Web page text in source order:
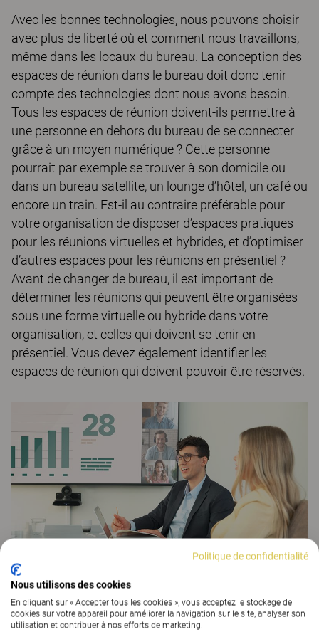
Avec les bonnes technologies, nous pouvons choisir
avec plus de liberté où et comment nous travaillons,
même dans les locaux du bureau. La conception des
espaces de réunion dans le bureau doit donc tenir
compte des technologies dont nous avons besoin.
Tous les espaces de réunion doivent-ils permettre à
une personne en dehors du bureau de se connecter
grâce à un moyen numérique ? Cette personne
pourrait par exemple se trouver à son domicile ou
dans un bureau satellite, un lounge d’hôtel, un café ou
encore un train. Est-il au contraire préférable pour
votre organisation de disposer d’espaces pratiques
pour les réunions virtuelles et hybrides, et d’optimiser
d’autres espaces pour les réunions en présentiel ?
Avant de changer de bureau, il est important de
déterminer les réunions qui peuvent être organisées
sous une forme virtuelle ou hybride dans votre
organisation, et celles qui doivent se tenir en
présentiel. Vous devez également identifier les
espaces de réunion qui doivent pouvoir être réservés.
Choisir son mobilier pour favoriser
Politique de confidentialité
Nous utilisons des cookies
En cliquant sur « Accepter tous les cookies », vous acceptez le stockage de
cookies sur votre appareil pour améliorer la navigation sur le site, analyser son
utilisation et contribuer à nos efforts de marketing.